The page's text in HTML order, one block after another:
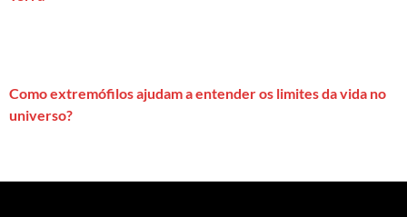
Como extremófilos ajudam a entender os limites da vida no
universo?